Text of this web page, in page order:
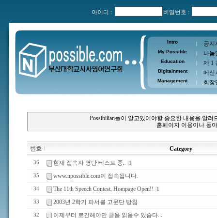
아이디 : 비밀번호 :
Intro | 공지
My Possible | 나눔
Education | 제 1
Digitainment | 메신
Management | 회장
Possibilian들이 알고있어야할 중요한 내용을 알
홈페이지 이용이나 동
번호 Category
36 현재 접속자 명단 테스트 중.. 1
35 www.npossible.com이 접속됩니다.
34 The 11th Speech Contest, Hompage Open!! 1
33 2003년 2학기 파서블 고문단 방침
32 이제부터 로긴해야만 글을 읽을수 있슴다...